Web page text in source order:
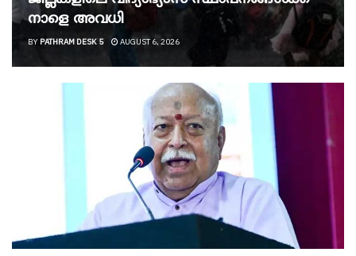
നാളെ അവധി
BY PATHRAM DESK 5 AUGUST 6, 2026